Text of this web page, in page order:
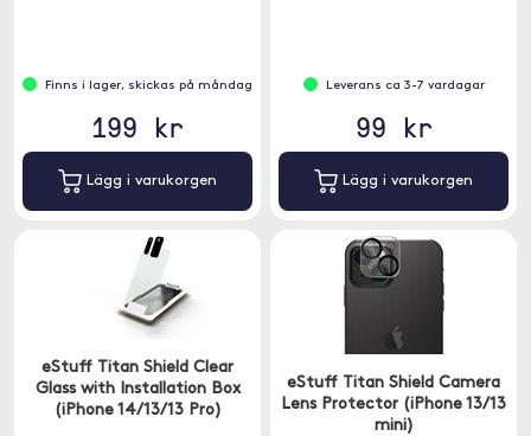
Finns i lager, skickas på måndag
199 kr
Lägg i varukorgen
Leverans ca 3-7 vardagar
99 kr
Lägg i varukorgen
eStuff Titan Shield Clear
Glass with Installation Box
(iPhone 14/13/13 Pro)
eStuff Titan Shield Camera
Lens Protector (iPhone 13/13
mini)